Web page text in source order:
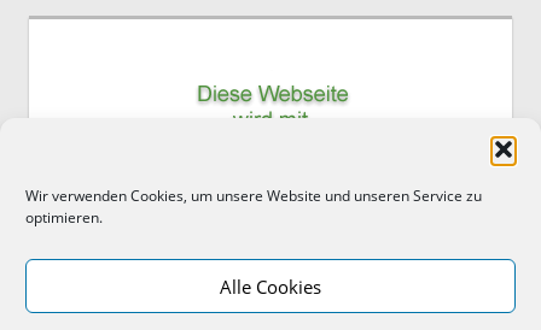
Wir verwenden Cookies, um unsere Website und unseren Service zu
optimieren.
Alle Cookies